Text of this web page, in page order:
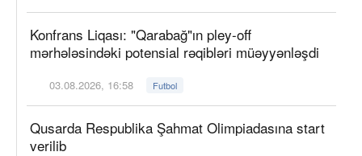
Konfrans Liqası: "Qarabağ"ın pley-off
mərhələsindəki potensial rəqibləri müəyyənləşdi
03.08.2026, 16:58 Futbol
Qusarda Respublika Şahmat Olimpiadasına start
verilib